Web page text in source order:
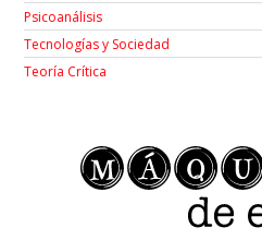
Psicoanálisis
Tecnologías y Sociedad
Teoría Crítica